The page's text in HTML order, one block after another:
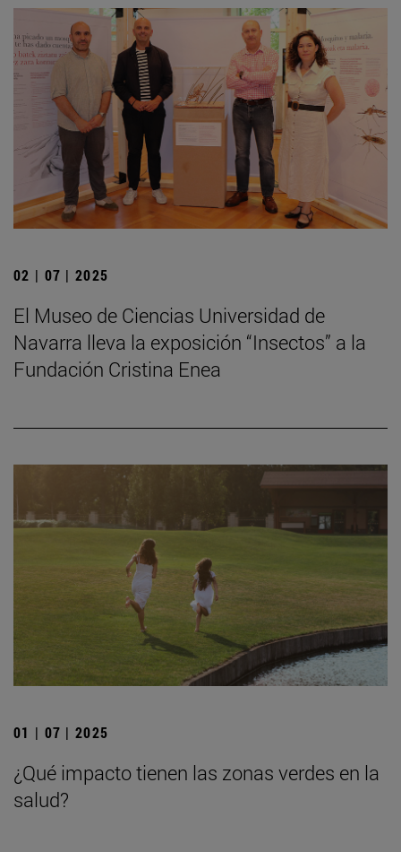
02 | 07 | 2025
El Museo de Ciencias Universidad de
Navarra lleva la exposición “Insectos” a la
Fundación Cristina Enea
01 | 07 | 2025
¿Qué impacto tienen las zonas verdes en la
salud?